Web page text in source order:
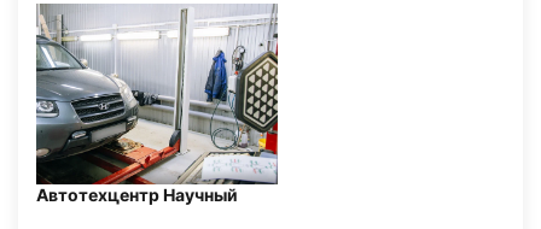
Автотехцентр Научный